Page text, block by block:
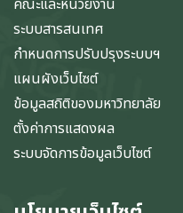
ระบบสารสนเทศ
กำหนดการปรับปรุงระบบฯ
แผนผังเว็บไซต์
ข้อมูลสถิติของมหาวิทยาลัย
ตั้งค่าการแสดงผล
ระบบจัดการข้อมูลเว็บไซต์